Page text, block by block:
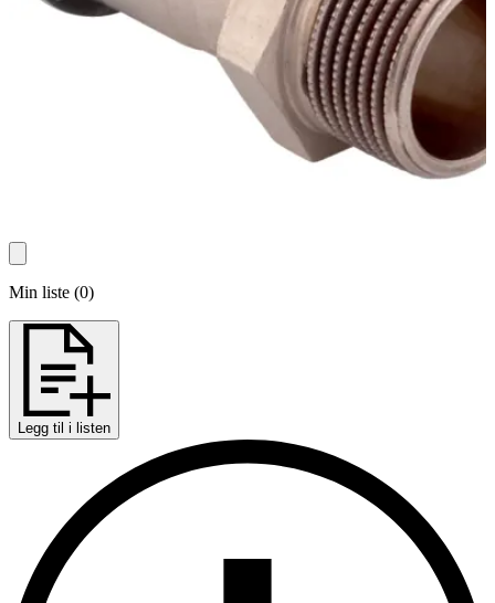
Min liste (0)
Legg til i listen